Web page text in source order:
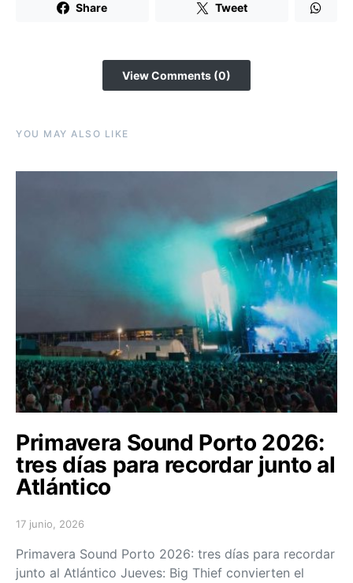
Share Tweet
View Comments (0)
YOU MAY ALSO LIKE
Primavera Sound Porto 2026:
tres días para recordar junto al
Atlántico
Posted on
17 junio, 2026
Primavera Sound Porto 2026: tres días para recordar
junto al Atlántico Jueves: Big Thief convierten el